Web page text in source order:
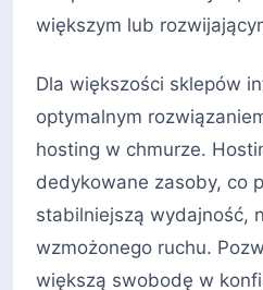
większym lub
Dla większości sklepów
optymalnym
hosting w chmurze.
dedykowane zasoby, co
stabilniejszą wydajność,
wzmożonego ruchu.
większą swobodę w